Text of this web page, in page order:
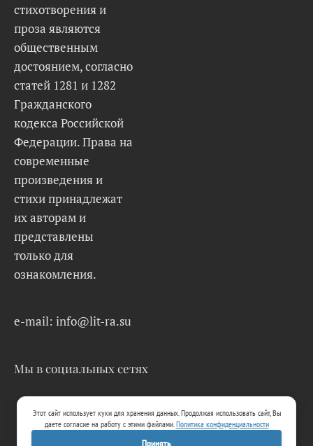
стихотворения и
проза являются
общественным
достоянием, согласно
статей 1281 и 1282
Гражданского
кодекса Российской
Федерации. Права на
современные
произведения и
стихи принадлежат
их авторам и
представлены
только для
ознакомления.
e-mail: info@lit-ra.su
Мы в социальных сетях
Этот сайт использует куки для хранения данных. Продолжая использовать сайт, Вы
даете согласие на работу с этими файлами.Политика конфиденциальности
Принять